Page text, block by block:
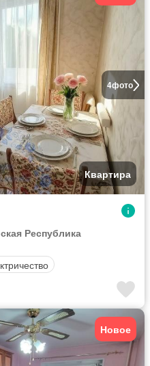
4фото
Квартира
Республика
Новое